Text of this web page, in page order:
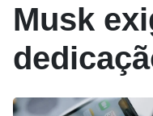
Musk